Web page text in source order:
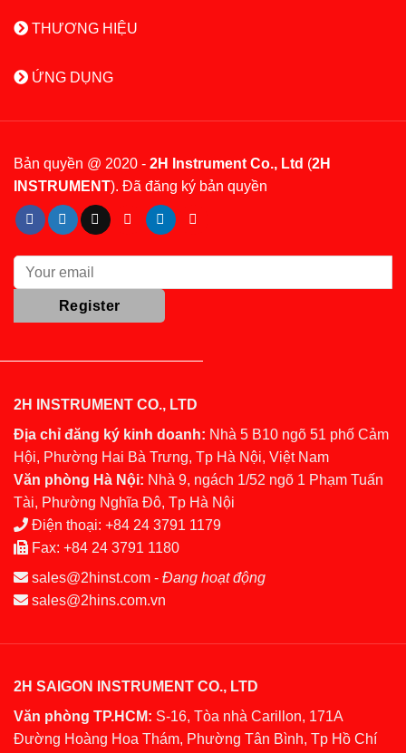
THƯƠNG HIỆU
ỨNG DỤNG
Bản quyền @ 2020 - 2H Instrument Co., Ltd (2H
INSTRUMENT). Đã đăng ký bản quyền
2H INSTRUMENT CO., LTD
Địa chỉ đăng ký kinh doanh: Nhà 5 B10 ngõ 51 phố Cảm
Hội, Phường Hai Bà Trưng, Tp Hà Nội, Việt Nam
Văn phòng Hà Nội: Nhà 9, ngách 1/52 ngõ 1 Phạm Tuấn
Tài, Phường Nghĩa Đô, Tp Hà Nội
Điện thoại: +84 24 3791 1179
Fax: +84 24 3791 1180
sales@2hinst.com - Đang hoạt động
sales@2hins.com.vn
2H SAIGON INSTRUMENT CO., LTD
Văn phòng TP.HCM: S-16, Tòa nhà Carillon, 171A
Đường Hoàng Hoa Thám, Phường Tân Bình, Tp Hồ Chí